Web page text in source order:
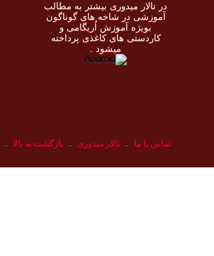
در تالار میدوری بيشتر به مطالب
آموزشی در شاخه های گوناگون
بویژه آموزش اُريگامی و
کاردستی های کاغذی پرداخته
ميشود .
تماس با ما - تالار میدوری - بازگشت به بالا -